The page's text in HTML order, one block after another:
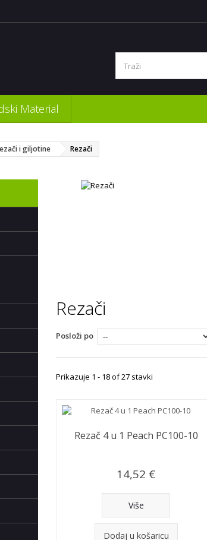
Material
i giljotine Rezači
Rezači
Posloži po
Prikazuje 1 - 18 of 27 stavki
Rezač 4 u 1 Peach PC100-10
14,52 €
Više
Dodaj u košaricu